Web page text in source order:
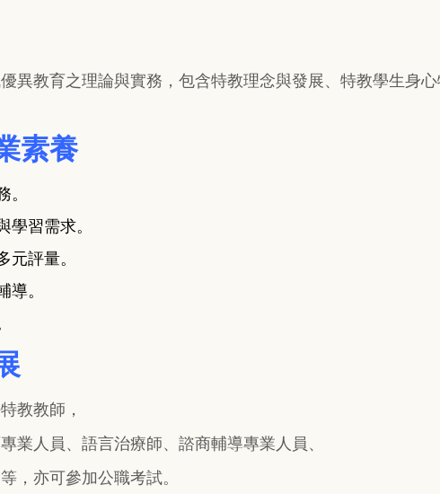
異教育之理論與實務，包含特教理念與發展、特教學生身
素養
。
學習需求。
元評量。
導。
教教師，
業人員、語言治療師、諮商輔導專業人員、
，亦可參加公職考試。